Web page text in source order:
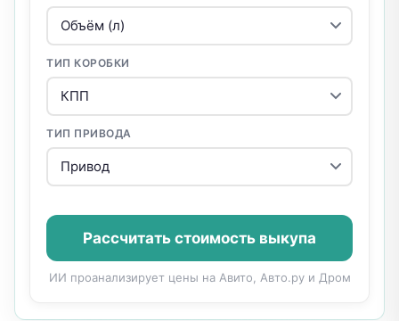
ТИП КОРОБКИ
ТИП ПРИВОДА
Рассчитать стоимость выкупа
ИИ проанализирует цены на Авито, Авто.ру и Дром